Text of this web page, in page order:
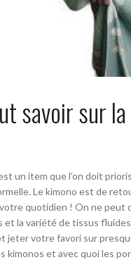
savoir sur
un item que l’on doit
Le kimono est de
quotidien ! On ne peut
et la variété de tissus
jeter votre favori sur
kimonos et avec quoi les